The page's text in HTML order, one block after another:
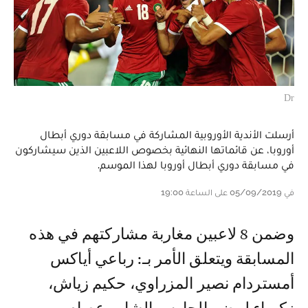
Dr
أرسلت الأندية الأوروبية المشاركة في مسابقة دوري أبطال
أوروبا، عن قائماتها النهائية بخصوص اللاعبين الذين سيشاركون
في مسابقة دوري أبطال أوروبا لهذا الموسم.
في 05/09/2019 على الساعة 19:00
وضمن 8 لاعبين مغاربة مشاركتهم في هذه
المسابقة ويتعلق الأمر بـ: رباعي أياكس
أمستردام نصير المزراوي، حكيم زياش،